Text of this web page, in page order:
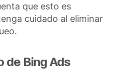
que esto es
cuidado al eliminar
de Bing Ads